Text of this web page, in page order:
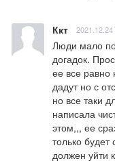
Ккт 2021.12.24
Люди мало
догадок.
ее все равно
дадут но с
но все таки
написала
этом,,, ее
только будет
должен уйти